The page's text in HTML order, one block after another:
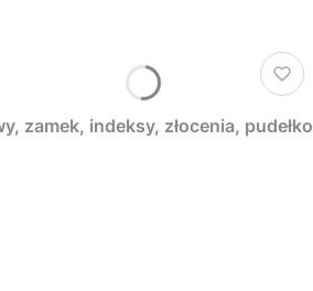
zamek, indeksy, złocenia, pudełko